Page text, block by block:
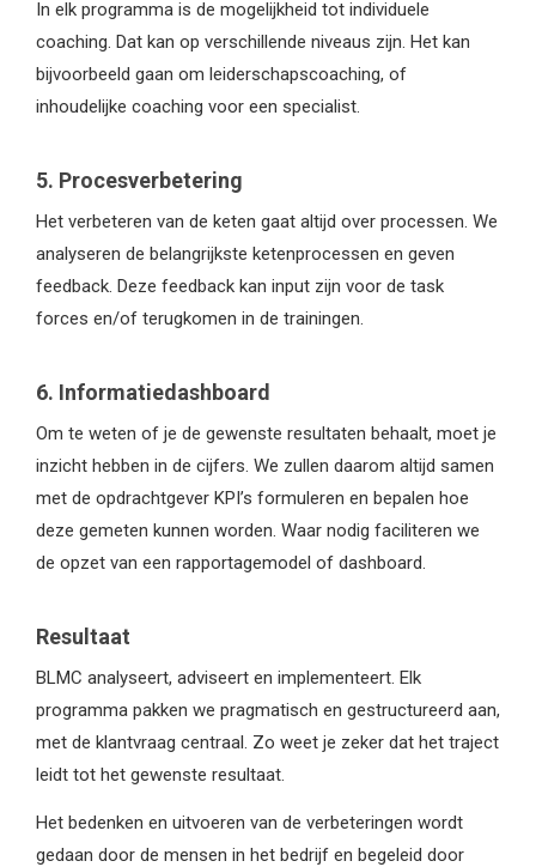
In elk programma is de mogelijkheid tot individuele
coaching. Dat kan op verschillende niveaus zijn. Het kan
bijvoorbeeld gaan om leiderschapscoaching, of
inhoudelijke coaching voor een specialist.
5. Procesverbetering
Het verbeteren van de keten gaat altijd over processen. We
analyseren de belangrijkste ketenprocessen en geven
feedback. Deze feedback kan input zijn voor de task
forces en/of terugkomen in de trainingen.
6. Informatiedashboard
Om te weten of je de gewenste resultaten behaalt, moet je
inzicht hebben in de cijfers. We zullen daarom altijd samen
met de opdrachtgever KPI’s formuleren en bepalen hoe
deze gemeten kunnen worden. Waar nodig faciliteren we
de opzet van een rapportagemodel of dashboard.
Resultaat
BLMC analyseert, adviseert en implementeert. Elk
programma pakken we pragmatisch en gestructureerd aan,
met de klantvraag centraal. Zo weet je zeker dat het traject
leidt tot het gewenste resultaat.
Het bedenken en uitvoeren van de verbeteringen wordt
gedaan door de mensen in het bedrijf en begeleid door